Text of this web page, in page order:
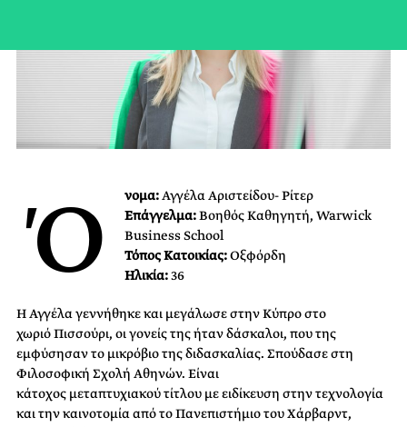
Ό νομα:Αγγέλα Αριστείδου- Ρίτερ
Επάγγελμα:Βοηθός Καθηγητή, Warwick
Business School
Τόπος Κατοικίας:Οξφόρδη
Ηλικία:36
Η Αγγέλα γεννήθηκε και μεγάλωσε στην Κύπρο στο
χωριόΠισσούρι​, οι γονείς της ήταν δάσκαλοι, που της
εμφύσησαν το μικρόβιο της διδασκαλίας. Σπούδασε στη
Φιλοσοφική Σχολή Αθηνών. Είναι
κάτοχος μεταπτυχιακούτίτλου μεειδίκευση​ ​στηντεχνολογία
και τηνκαινοτομίααπότο Πανεπιστήμιο τουΧάρβαρντ​,